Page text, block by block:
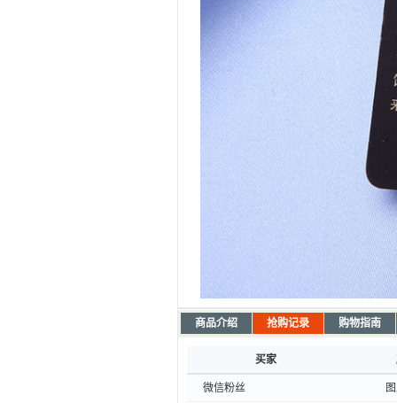
商品介绍 抢购记录 购物指南
买家
微信粉丝